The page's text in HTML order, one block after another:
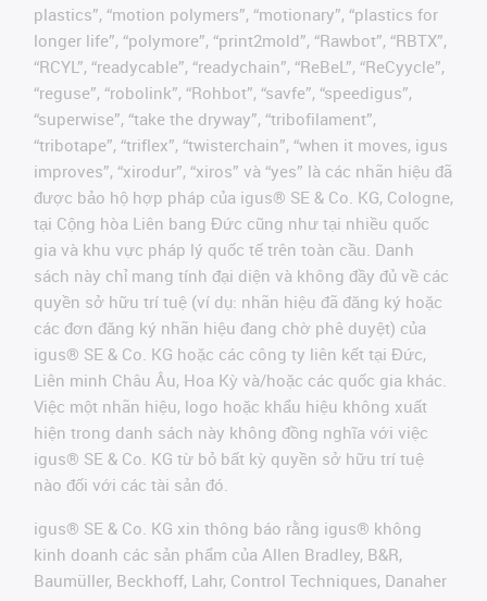
plastics”, “motion polymers”, “motionary”, “plastics for
longer life”, “polymore”, “print2mold”, “Rawbot”, “RBTX”,
“RCYL”, “readycable”, “readychain”, “ReBeL”, “ReCyycle”,
“reguse”, “robolink”, “Rohbot”, “savfe”, “speedigus”,
“superwise”, “take the dryway”, “tribofilament”,
“tribotape”, “triflex”, “twisterchain”, “when it moves, igus
improves”, “xirodur”, “xiros” và “yes” là các nhãn hiệu đã
được bảo hộ hợp pháp của igus® SE & Co. KG, Cologne,
tại Cộng hòa Liên bang Đức cũng như tại nhiều quốc
gia và khu vực pháp lý quốc tế trên toàn cầu. Danh
sách này chỉ mang tính đại diện và không đầy đủ về các
quyền sở hữu trí tuệ (ví dụ: nhãn hiệu đã đăng ký hoặc
các đơn đăng ký nhãn hiệu đang chờ phê duyệt) của
igus® SE & Co. KG hoặc các công ty liên kết tại Đức,
Liên minh Châu Âu, Hoa Kỳ và/hoặc các quốc gia khác.
Việc một nhãn hiệu, logo hoặc khẩu hiệu không xuất
hiện trong danh sách này không đồng nghĩa với việc
igus® SE & Co. KG từ bỏ bất kỳ quyền sở hữu trí tuệ
nào đối với các tài sản đó.
igus® SE & Co. KG xin thông báo rằng igus® không
kinh doanh các sản phẩm của Allen Bradley, B&R,
Baumüller, Beckhoff, Lahr, Control Techniques, Danaher